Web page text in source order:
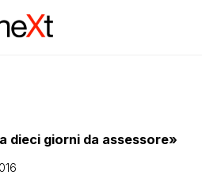
dieci giorni da assessore»